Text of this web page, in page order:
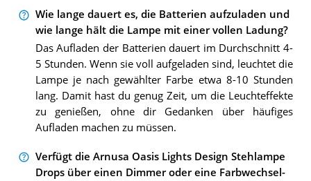
Wie lange dauert es, die Batterien aufzuladen und
wie lange hält die Lampe mit einer vollen Ladung?
Das Aufladen der Batterien dauert im Durchschnitt 4-
5 Stunden. Wenn sie voll aufgeladen sind, leuchtet die
Lampe je nach gewählter Farbe etwa 8-10 Stunden
lang. Damit hast du genug Zeit, um die Leuchteffekte
zu genießen, ohne dir Gedanken über häufiges
Aufladen machen zu müssen.
Verfügt die Arnusa Oasis Lights Design Stehlampe
Drops über einen Dimmer oder eine Farbwechsel-